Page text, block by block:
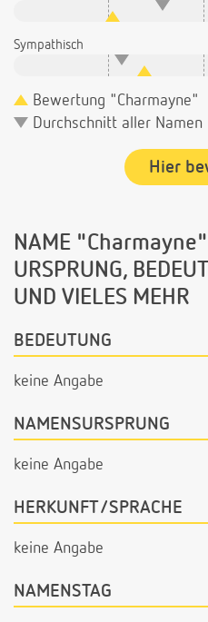
Sympathisch
Bewertung "Charmayne"
Durchschnitt aller Namen
Hier
NAME "Charmayne"
URSPRUNG,
UND VIELES MEHR
BEDEUTUNG
keine Angabe
NAMENSURSPRUNG
keine Angabe
HERKUNFT/SPRACHE
keine Angabe
NAMENSTAG